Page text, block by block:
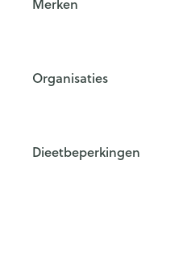
Organisaties
Dieetbeperkingen